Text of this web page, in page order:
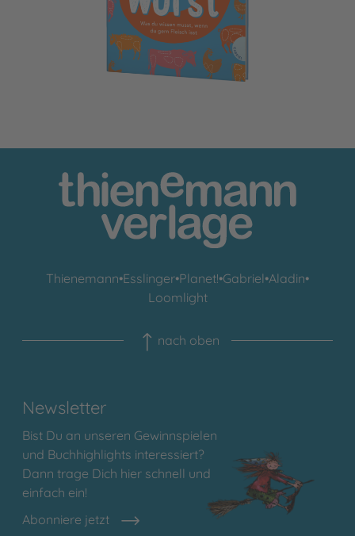
Thienemann•Esslinger•Planet!•Gabriel•Aladin•
Loomlight
nach oben
Newsletter
Bist Du an unseren Gewinnspielen
und Buchhighlights interessiert?
Dann trage Dich hier schnell und
einfach ein!
Abonniere jetzt